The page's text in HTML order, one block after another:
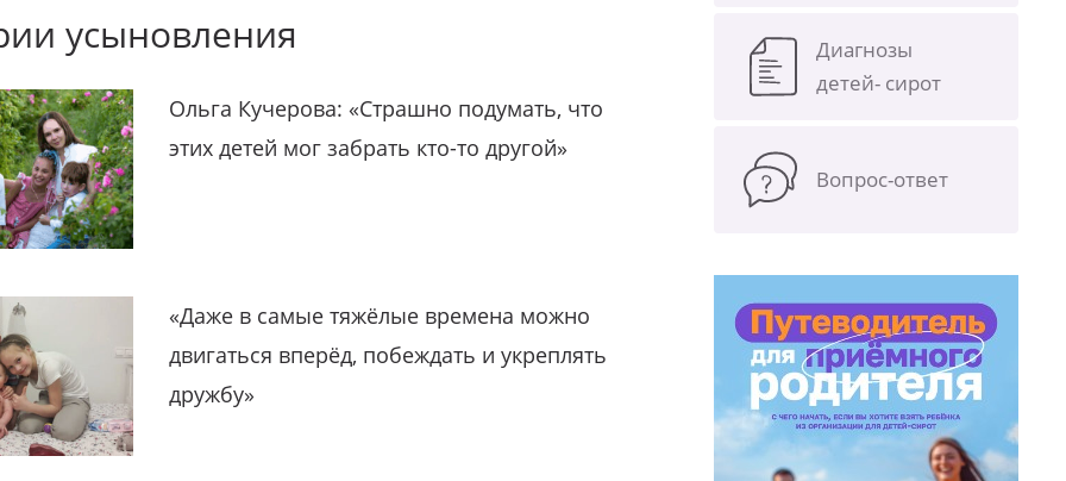
усыновления
Ольга Кучерова: «Страшно подумать, что
этих детей мог забрать кто-то другой»
«Даже в самые тяжёлые времена можно
двигаться вперёд, побеждать и укреплять
дружбу»
Диагнозы
детей- сирот
Вопрос-ответ